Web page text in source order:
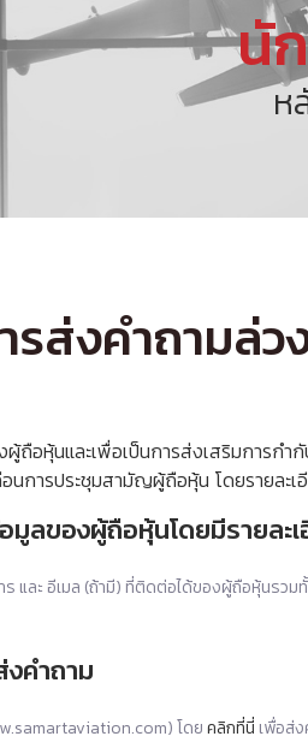
นั
ห
ส่งคำถามล่ว
ถือหุ้นและเพื่อเป็นการส่งเสริมการก
นการประชุมสามัญผู้ถือหุ้น โดยรายละ
มูลของผู้ถือหุ้นโดยมีรายละ
ร และ อีเมล (ถ้ามี) ที่ติดต่อได้ของผู้ถือหุ้นรวม
คำถาม
โดยคลิกที่นี่ เพื่อส่